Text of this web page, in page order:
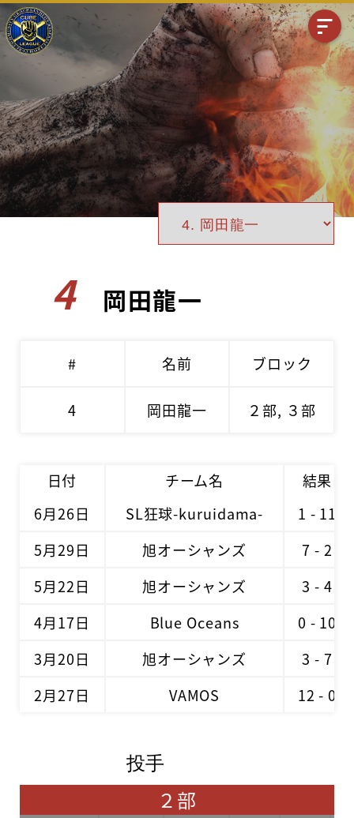
4 岡田龍一
#
4
名前
岡田龍一
ブロック
２部, ３部
日付 チーム名
結果
6月26日
SL狂球-kuruidama-
1 - 11
5月29日
旭オーシャンズ
7 - 2
5月22日
旭オーシャンズ
3 - 4
4月17日
Blue Oceans
0 - 10
3月20日
旭オーシャンズ
3 - 7
2月27日
VAMOS 12 - 0
投手
２部